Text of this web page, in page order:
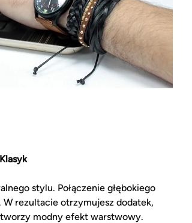
stylu. Połączenie głębokiego
rezultacie otrzymujesz dodatek,
modny efekt warstwowy.